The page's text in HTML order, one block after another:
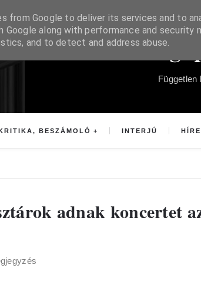
Független
BESZÁMOLÓ INTERJÚ
adnak koncertet
from Google to deliver its services and to
Google along with performance and
and to detect and address abuse.